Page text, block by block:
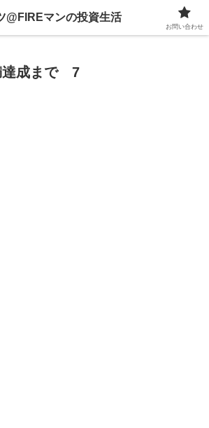
、暗号資産、株式、等々への投資について
達成まで 7
@FIREマンの投資生活
お問い合わせ